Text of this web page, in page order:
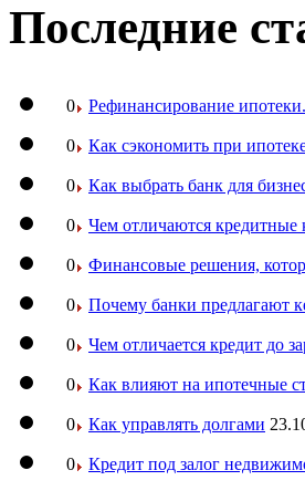
Последние
0 Рефинансирование
0 Как сэкономить при
0 Как выбрать банк для
0 Чем отличаются кредитные
0 Финансовые решения,
0 Почему банки предлагают
0 Чем отличается кредит до
0 Как влияют на ипотечные
0 Как управлять долгами
0 Кредит под залог